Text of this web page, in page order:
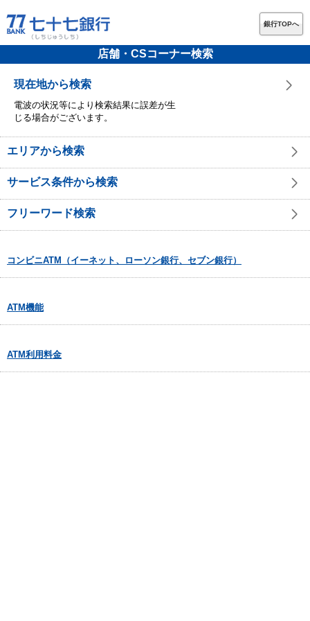
銀行TOPへ
店舗・CSコーナー検索
現在地から検索
電波の状況等により検索結果に誤差が生
じる場合がございます。
エリアから検索
サービス条件から検索
フリーワード検索
コンビニATM（イーネット、ローソン銀行、セブン銀行）
ATM機能
ATM利用料金